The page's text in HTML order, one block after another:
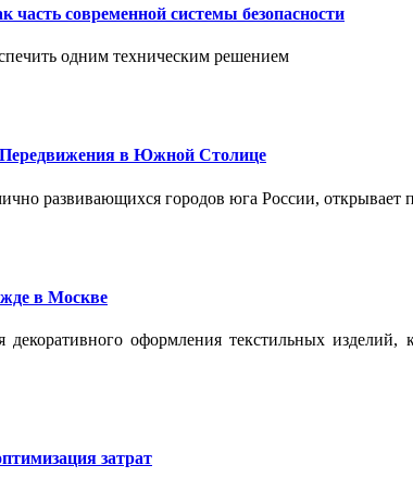
современной системы безопасности
одним техническим решением
Передвижения в Южной Столице
развивающихся городов юга России, открывает
в Москве
оформления текстильных изделий,
затрат